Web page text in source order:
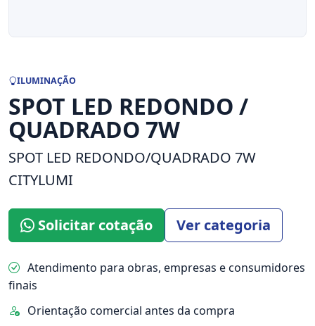
ILUMINAÇÃO
SPOT LED REDONDO /
QUADRADO 7W
SPOT LED REDONDO/QUADRADO 7W
CITYLUMI
Solicitar cotação Ver categoria
Atendimento para obras, empresas e consumidores
finais
Orientação comercial antes da compra